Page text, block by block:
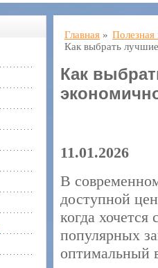
Главная »
Как выбрать
Как
11.01.2026
В
доступной
когда
популярных
оптимальный